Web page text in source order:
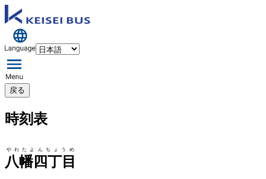
戻る
時刻表
八幡四丁目
やわたよんちょうめ